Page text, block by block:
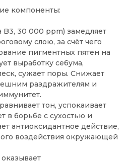
компоненты:
30 000 ppm) замедляет
слою, за счёт чего
пигментных пятен на
выработку себума,
сужает поры. Снижает
раздражителям и
тон, успокаивает
в борьбе с сухостью и
антиоксидантное действие,
воздействия окружающей